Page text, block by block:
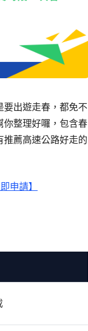
出遊走春，都免不
你整理好囉，包含春
薦高速公路好走的
即申請】